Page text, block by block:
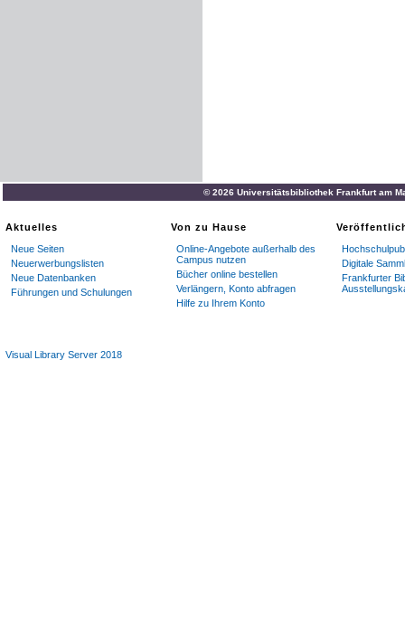
© 2026 Universitätsbibliothek Frankfurt am
Aktuelles
Neue Seiten
Neuerwerbungslisten
Neue Datenbanken
Führungen und Schulungen
Von zu Hause
Online-Angebote außerhalb des
Campus nutzen
Bücher online bestellen
Verlängern, Konto abfragen
Hilfe zu Ihrem Konto
Digitale
Frankfurter
Visual Library Server 2018